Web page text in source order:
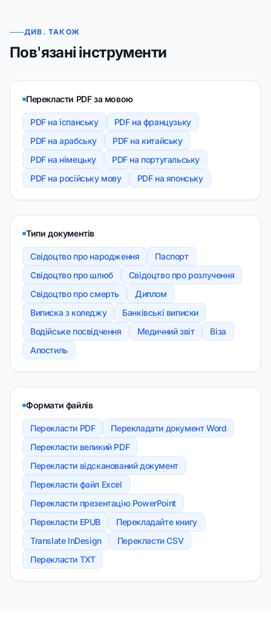
ДИВ. ТАКОЖ
Пов'язані інструменти
Перекласти PDF за мовою
PDF на іспанську
PDF на французьку
PDF на арабську
PDF на китайську
PDF на німецьку
PDF на португальську
PDF на російську мову
PDF на японську
Типи документів
Свідоцтво про народження
Паспорт
Свідоцтво про шлюб
Свідоцтво про розлучення
Свідоцтво про смерть
Диплом
Виписка з коледжу
Банківські виписки
Водійське посвідчення
Медичний звіт
Віза
Апостиль
Формати файлів
Перекласти PDF
Перекладати документ Word
Перекласти великий PDF
Перекласти відсканований документ
Перекласти файл Excel
Перекласти презентацію PowerPoint
Перекласти EPUB
Перекладайте книгу
Translate InDesign
Перекласти CSV
Перекласти TXT